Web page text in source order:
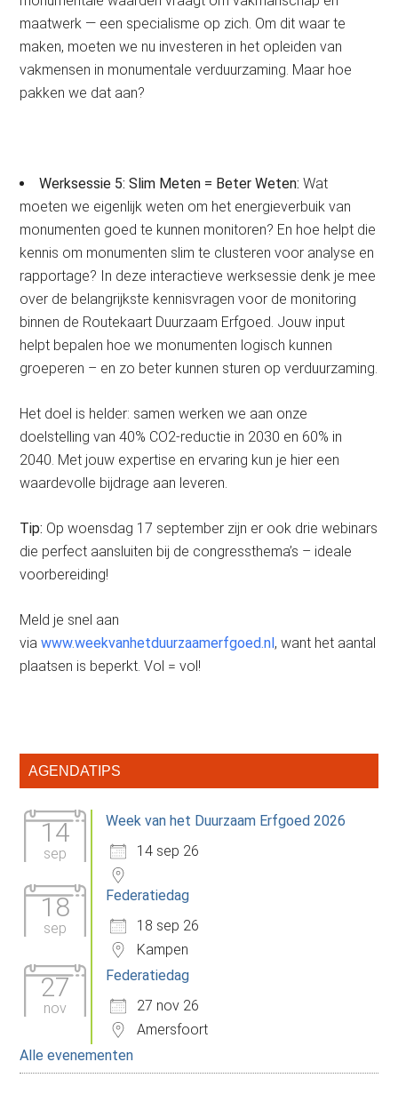
maatwerk — een specialisme op zich. Om dit waar te
maken, moeten we nu investeren in het opleiden van
vakmensen in monumentale verduurzaming. Maar hoe
pakken we dat aan?
Werksessie 5: Slim Meten = Beter Weten:Wat
moeten we eigenlijk weten om het energieverbuik van
monumenten goed te kunnen monitoren? En hoe helpt die
kennis om monumenten slim te clusteren voor analyse en
rapportage? In deze interactieve werksessie denk je mee
over de belangrijkste kennisvragen voor de monitoring
binnen de Routekaart Duurzaam Erfgoed. Jouw input
helpt bepalen hoe we monumenten logisch kunnen
groeperen – en zo beter kunnen sturen op verduurzaming.
Het doel is helder: samen werken we aan onze
doelstelling van 40% CO2-reductie in 2030 en 60% in
2040. Met jouw expertise en ervaring kun je hier een
waardevolle bijdrage aan leveren.
Tip: Op woensdag 17 september zijn er ook drie webinars
die perfect aansluiten bij de congressthema’s – ideale
voorbereiding!
Meld je snel aan
viawww.weekvanhetduurzaamerfgoed.nl, want het aantal
plaatsen is beperkt. Vol = vol!
Primaire
AGENDATIPS
14
sep
Week van het Duurzaam Erfgoed 2026
14 sep 26
18
sep
Federatiedag
18 sep 26
Kampen
27
nov
Federatiedag
27 nov 26
Amersfoort
Alle evenementen